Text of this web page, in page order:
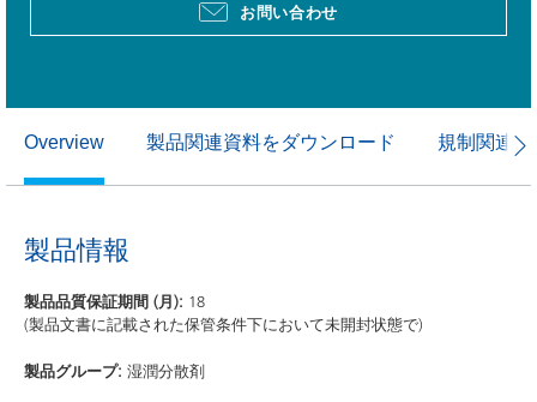
お問い合わせ
Overview 製品関連資料をダウンロード 規制関連
製品情報
製品品質保証期間 (月): 18
(製品文書に記載された保管条件下において未開封状態で)
製品グループ: 湿潤分散剤